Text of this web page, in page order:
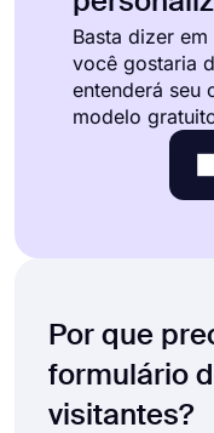
Basta dizer
você gostaria
entenderá seu
modelo
Por que
formulário
visitantes?